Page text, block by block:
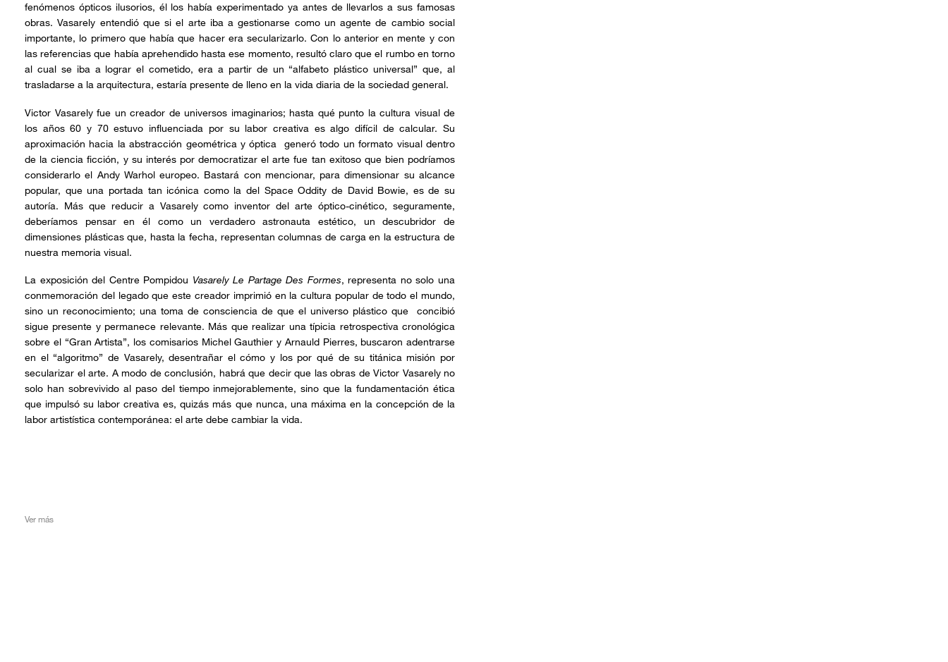
fenómenos ópticos ilusorios, él los había experimentado ya antes de llevarlos a sus famosas
obras. Vasarely entendió que si el arte iba a gestionarse como un agente de cambio social
importante, lo primero que había que hacer era secularizarlo. Con lo anterior en mente y con
las referencias que había aprehendido hasta ese momento, resultó claro que el rumbo en torno
al cual se iba a lograr el cometido, era a partir de un “alfabeto plástico universal” que, al
trasladarse a la arquitectura, estaría presente de lleno en la vida diaria de la sociedad general.
Victor Vasarely fue un creador de universos imaginarios; hasta qué punto la cultura visual de
los años 60 y 70 estuvo influenciada por su labor creativa es algo difícil de calcular. Su
aproximación hacia la abstracción geométrica y óptica generó todo un formato visual dentro
de la ciencia ficción, y su interés por democratizar el arte fue tan exitoso que bien podríamos
considerarlo el Andy Warhol europeo. Bastará con mencionar, para dimensionar su alcance
popular, que una portada tan icónica como la del Space Oddity de David Bowie, es de su
autoría. Más que reducir a Vasarely como inventor del arte óptico-cinético, seguramente,
deberíamos pensar en él como un verdadero astronauta estético, un descubridor de
dimensiones plásticas que, hasta la fecha, representan columnas de carga en la estructura de
nuestra memoria visual.
La exposición del Centre Pompidou Vasarely Le Partage Des Formes, representa no solo una
conmemoración del legado que este creador imprimió en la cultura popular de todo el mundo,
sino un reconocimiento; una toma de consciencia de que el universo plástico que concibió
sigue presente y permanece relevante. Más que realizar una típicia retrospectiva cronológica
sobre el “Gran Artista”, los comisarios Michel Gauthier y Arnauld Pierres, buscaron adentrarse
en el “algoritmo” de Vasarely, desentrañar el cómo y los por qué de su titánica misión por
secularizar el arte. A modo de conclusión, habrá que decir que las obras de Victor Vasarely no
solo han sobrevivido al paso del tiempo inmejorablemente, sino que la fundamentación ética
que impulsó su labor creativa es, quizás más que nunca, una máxima en la concepción de la
labor artistística contemporánea: el arte debe cambiar la vida.
Ver más